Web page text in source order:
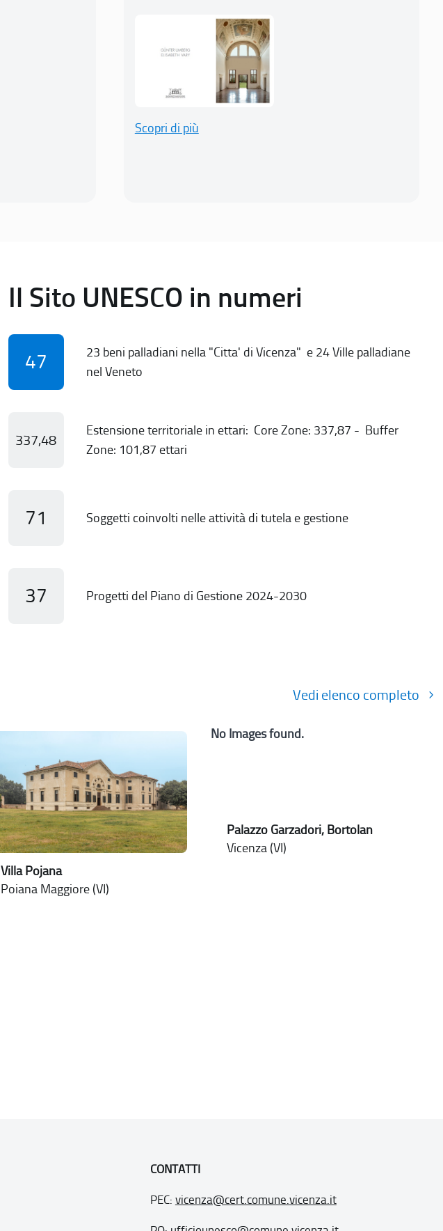
Scopri di più
Il Sito UNESCO in numeri
47
23 beni palladiani nella "Citta' di Vicenza" e 24 Ville palladiane
nel Veneto
337,48
Estensione territoriale in ettari: Core Zone: 337,87 - Buffer
Zone: 101,87 ettari
71 Soggetti coinvolti nelle attività di tutela e gestione
37 Progetti del Piano di Gestione 2024-2030
Vedi elenco completo
Villa Pojana
Poiana Maggiore (VI)
No Images found.
Palazzo Garzadori, Bortolan
Vicenza (VI)
CONTATTI
PEC: vicenza@cert.comune.vicenza.it